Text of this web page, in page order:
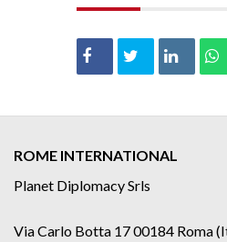
ROME INTERNATIONAL
Planet Diplomacy Srls
Via Carlo Botta 17 00184 Roma